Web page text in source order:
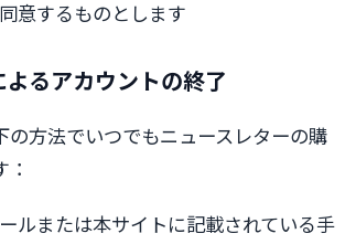
意するものとします
るアカウントの終了
の方法でいつでもニュースレターの購
ルまたは本サイトに記載されている手